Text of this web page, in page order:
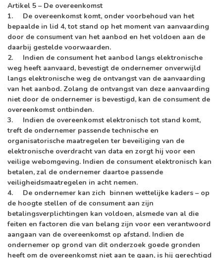
Artikel 5 – De overeenkomst
1. De overeenkomst komt, onder voorbehoud van het
bepaalde in lid 4, tot stand op het moment van aanvaarding
door de consument van het aanbod en het voldoen aan de
daarbij gestelde voorwaarden.
2. Indien de consument het aanbod langs elektronische
weg heeft aanvaard, bevestigt de ondernemer onverwijld
langs elektronische weg de ontvangst van de aanvaarding
van het aanbod. Zolang de ontvangst van deze aanvaarding
niet door de ondernemer is bevestigd, kan de consument de
overeenkomst ontbinden.
3. Indien de overeenkomst elektronisch tot stand komt,
treft de ondernemer passende technische en
organisatorische maatregelen ter beveiliging van de
elektronische overdracht van data en zorgt hij voor een
veilige webomgeving. Indien de consument elektronisch kan
betalen, zal de ondernemer daartoe passende
veiligheidsmaatregelen in acht nemen.
4. De ondernemer kan zich binnen wettelijke kaders – op
de hoogte stellen of de consument aan zijn
betalingsverplichtingen kan voldoen, alsmede van al die
feiten en factoren die van belang zijn voor een verantwoord
aangaan van de overeenkomst op afstand. Indien de
ondernemer op grond van dit onderzoek goede gronden
heeft om de overeenkomst niet aan te gaan, is hij gerechtigd